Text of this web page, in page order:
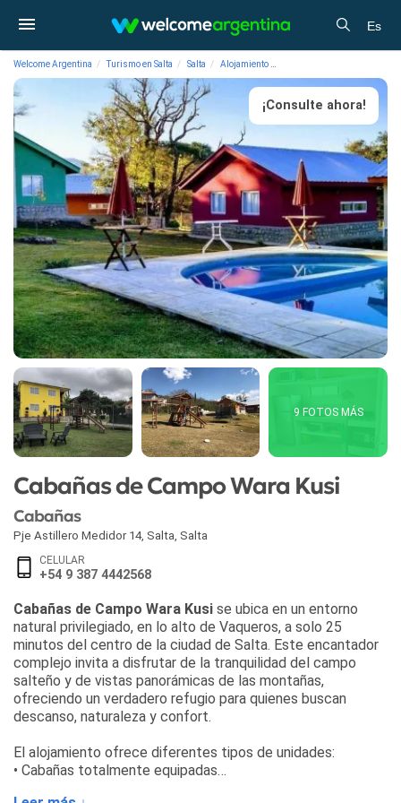
Es
Welcome Argentina Turismo en Salta Salta Alojamiento
¡Consulte ahora!
9 FOTOS MÁS
Cabañas de Campo Wara Kusi
Cabañas
Pje Astillero Medidor 14, Salta Salta
CELULAR
+54 9 387 4442568
Cabañas de Campo Wara Kusi se ubica en un entorno
natural privilegiado, en lo alto de Vaqueros, a solo 25
minutos del centro de la ciudad de Salta. Este encantador
complejo invita a disfrutar de la tranquilidad del campo
salteño y de vistas panorámicas de las montañas,
ofreciendo un verdadero refugio para quienes buscan
descanso, naturaleza y confort.
El alojamiento ofrece diferentes tipos de unidades:
• Cabañas totalmente equipadas